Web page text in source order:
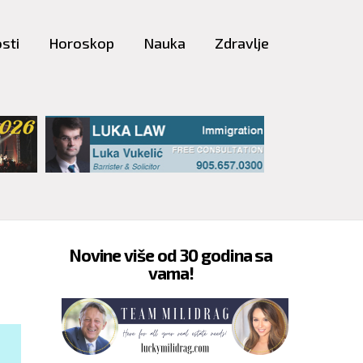
Horoskop Nauka Zdravlje
Novine više od 30 godina sa
vama!